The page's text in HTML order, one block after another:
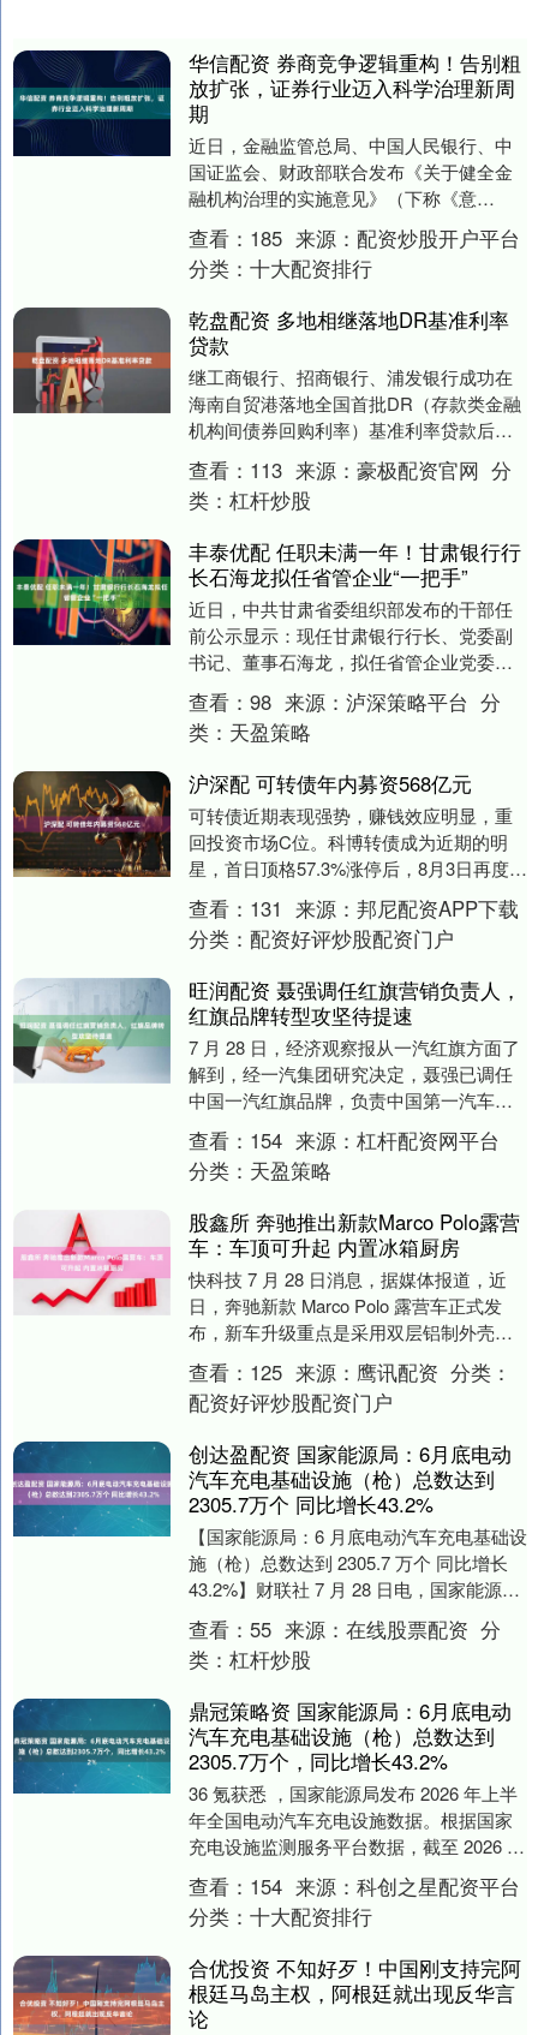
华信配资 券商竞争逻辑重构！告别粗
放扩张，证券行业迈入科学治理新周
期
近日，金融监管总局、中国人民银行、中
国证监会、财政部联合发布《关于健全金
融机构治理的实施意见》（下称《意
见》），引发证券行业广泛关注。 券商中
国记者采访多位券商....
查看： 185 来源： 配资炒股开户平台
分类： 十大配资排行
乾盘配资 多地相继落地DR基准利率
贷款
继工商银行、招商银行、浦发银行成功在
海南自贸港落地全国首批DR（存款类金融
机构间债券回购利率）基准利率贷款后，
近期，又有多家银行在深圳、上海、苏州
等地相继落地D....
查看： 113 来源： 豪极配资官网 分
类： 杠杆炒股
丰泰优配 任职未满一年！甘肃银行行
长石海龙拟任省管企业“一把手”
近日，中共甘肃省委组织部发布的干部任
前公示显示：现任甘肃银行行长、党委副
书记、董事石海龙，拟任省管企业党委书
记、董事长。 “70后”行长拟获提拔 根据甘
肃省委组....
查看： 98 来源： 泸深策略平台 分
类： 天盈策略
沪深配 可转债年内募资568亿元
可转债近期表现强势，赚钱效应明显，重
回投资市场C位。科博转债成为近期的明
星，首日顶格57.3%涨停后，8月3日再度上
涨20%，8月4日继续上涨14.54%。 随....
查看： 131 来源： 邦尼配资APP下载
分类： 配资好评炒股配资门户
旺润配资 聂强调任红旗营销负责人，
红旗品牌转型攻坚待提速
7 月 28 日，经济观察报从一汽红旗方面了
解到，经一汽集团研究决定，聂强已调任
中国一汽红旗品牌，负责中国第一汽车集
团有限公司营销中心（红旗销售公司）全
面工作，....
查看： 154 来源： 杠杆配资网平台
分类： 天盈策略
股鑫所 奔驰推出新款Marco Polo露营
车：车顶可升起 内置冰箱厨房
快科技 7 月 28 日消息，据媒体报道，近
日，奔驰新款 Marco Polo 露营车正式发
布，新车升级重点是采用双层铝制外壳的
全新可升起车顶，后部净高增加 1....
查看： 125 来源： 鹰讯配资 分类：
配资好评炒股配资门户
创达盈配资 国家能源局：6月底电动
汽车充电基础设施（枪）总数达到
2305.7万个 同比增长43.2%
【国家能源局：6 月底电动汽车充电基础设
施（枪）总数达到 2305.7 万个 同比增长
43.2%】财联社 7 月 28 日电，国家能源局
发布 2026 年上半....
查看： 55 来源： 在线股票配资 分
类： 杠杆炒股
鼎冠策略资 国家能源局：6月底电动
汽车充电基础设施（枪）总数达到
2305.7万个，同比增长43.2%
36 氪获悉 ，国家能源局发布 2026 年上半
年全国电动汽车充电设施数据。根据国家
充电设施监测服务平台数据，截至 2026 年
6 月底，我国电动汽车充电基础....
查看： 154 来源： 科创之星配资平台
分类： 十大配资排行
合优投资 不知好歹！中国刚支持完阿
根廷马岛主权，阿根廷就出现反华言
论